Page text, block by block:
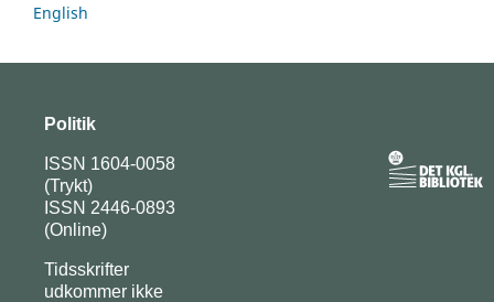
English
Politik
ISSN 1604-0058
(Trykt)
ISSN 2446-0893
(Online)
Tidsskrifter
udkommer ikke